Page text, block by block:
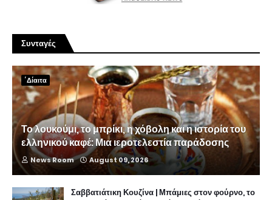
Συνταγές
΄Δίαιτα
Το λουκούμι, το μπρίκι, η χόβολη και η ιστορία του
ελληνικού καφέ: Μια ιεροτελεστία παράδοσης
News Room August 09, 2026
Σαββατιάτικη Κουζίνα | Μπάμιες στον φούρνο, το